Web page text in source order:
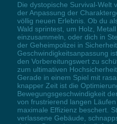
Die dystopische Survival-Welt
der Anpassung der
völlig neuen Erlebnis. Ob du
Wald sprintest, um Holz,
einzusammeln, oder dich in
der Geheimpolizei in
Geschwindigkeitsanpassung
den Vorbereitungswert zu
zum ultimativen
Gerade in einem Spiel mit
knapper Zeit ist die
Bewegungsgeschwindigkeit
von frustrierend langen
maximale Effizienz beschert.
verlassene Gebäude,